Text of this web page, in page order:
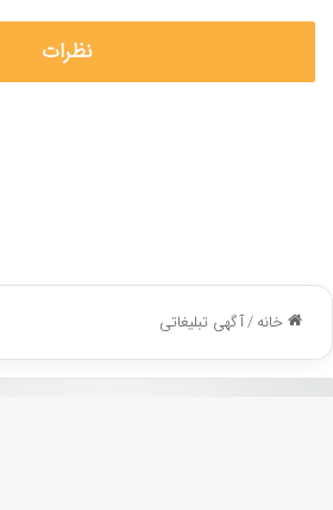
نظرات